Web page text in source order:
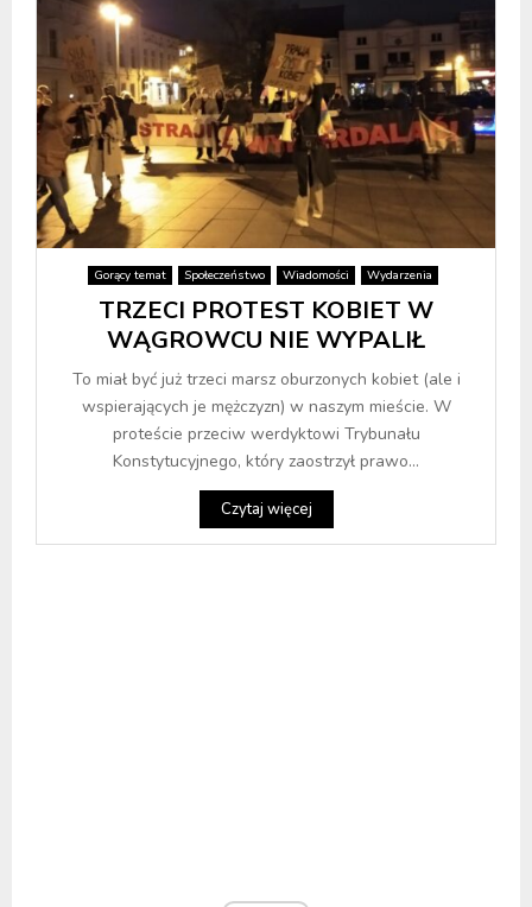
Gorący temat Społeczeństwo Wiadomości Wydarzenia
TRZECI PROTEST KOBIET W
WĄGROWCU NIE WYPALIŁ
To miał być już trzeci marsz oburzonych kobiet (ale i
wspierających je mężczyzn) w naszym mieście. W
proteście przeciw werdyktowi Trybunału
Konstytucyjnego, który zaostrzył prawo...
Czytaj więcej